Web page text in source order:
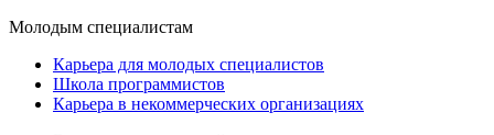
Молодым специалистам
Карьера для молодых специалистов
Школа программистов
Карьера в некоммерческих организациях